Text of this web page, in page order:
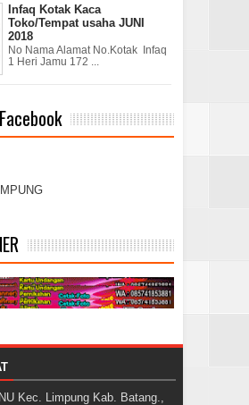
Infaq Kotak Kaca
Toko/Tempat usaha JUNI
2018
No Nama Alamat No.Kotak Infaq
1 Heri Jamu 172 ...
Kec. Limpung Kab. Batang.,